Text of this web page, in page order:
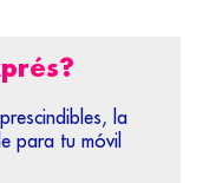
la
para tu móvil